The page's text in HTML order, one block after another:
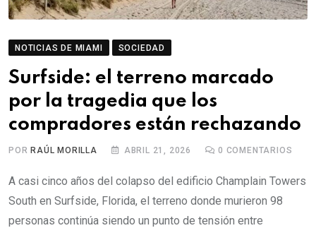
NOTICIAS DE MIAMI SOCIEDAD
Surfside: el terreno marcado
por la tragedia que los
compradores están rechazando
POR RAÚL MORILLA ABRIL 21, 2026 0 COMENTARIOS
A casi cinco años del colapso del edificio Champlain Towers
South en Surfside, Florida, el terreno donde murieron 98
personas continúa siendo un punto de tensión entre